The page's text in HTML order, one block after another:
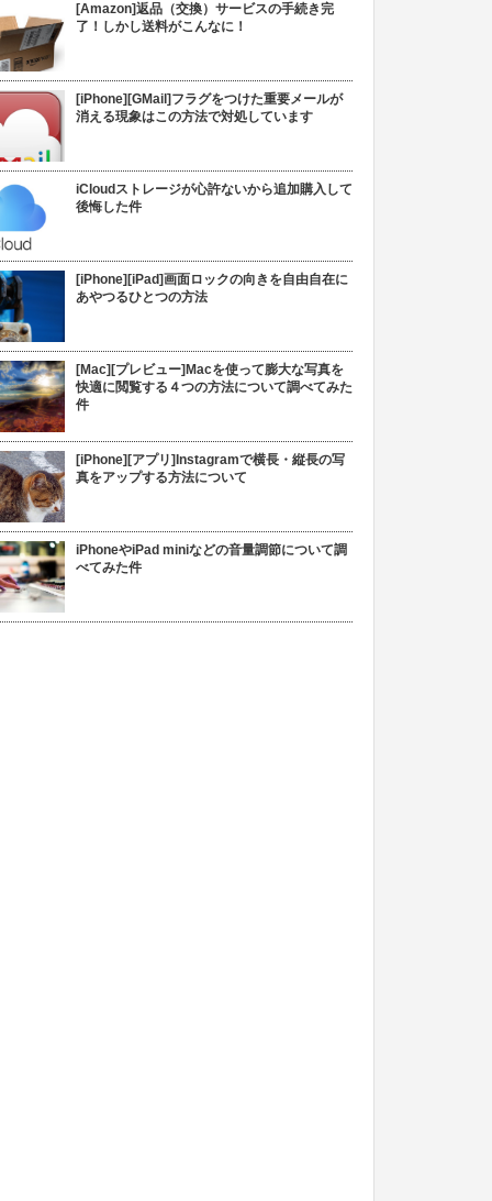
[Amazon]返品（交換）サービスの手続き完
了！しかし送料がこんなに！
[iPhone][GMail]フラグをつけた重要メールが
消える現象はこの方法で対処しています
iCloudストレージが心許ないから追加購入して
後悔した件
[iPhone][iPad]画面ロックの向きを自由自在に
あやつるひとつの方法
[Mac][プレビュー]Macを使って膨大な写真を
快適に閲覧する４つの方法について調べてみた
件
[iPhone][アプリ]Instagramで横長・縦長の写
真をアップする方法について
iPhoneやiPad miniなどの音量調節について調
べてみた件